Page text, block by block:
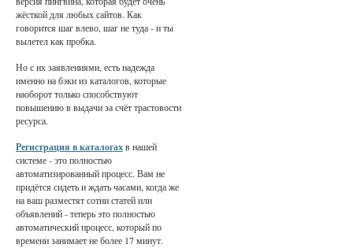
жёсткой для любых сайтов. Как
говорится шаг влево, шаг не туда - и ты
вылетел как пробка.
Но с их заявлениями, есть надежда
именно на бэки из каталогов, которые
наоборот только способствуют
повышению в выдачи за счёт трастовости
ресурса.
Регистрация в каталогахв нашей
системе - это полностью
автоматизированный процесс. Вам не
придётся сидеть и ждать часами, когда же
на ваш разместят сотни статей или
объявлений - теперь это полностью
автоматический процесс, который по
времени занимает не более 17 минут.